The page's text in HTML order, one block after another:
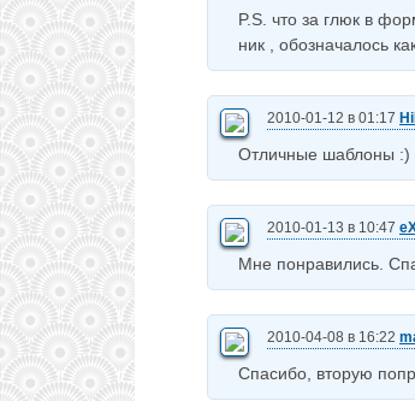
P.S. что за глюк в
ник , обозначалось
2010-01-12 в 01:17
Отличные шаблоны :)
2010-01-13 в 10:47
Мне понравились.
2010-04-08 в 16:22
Спасибо, вторую